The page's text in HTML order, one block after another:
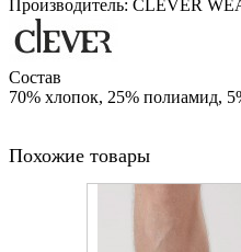
Производитель: CLEVER
Состав
70% хлопок, 25% полиамид,
Похожие товары